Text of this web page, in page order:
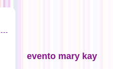
evento mary kay